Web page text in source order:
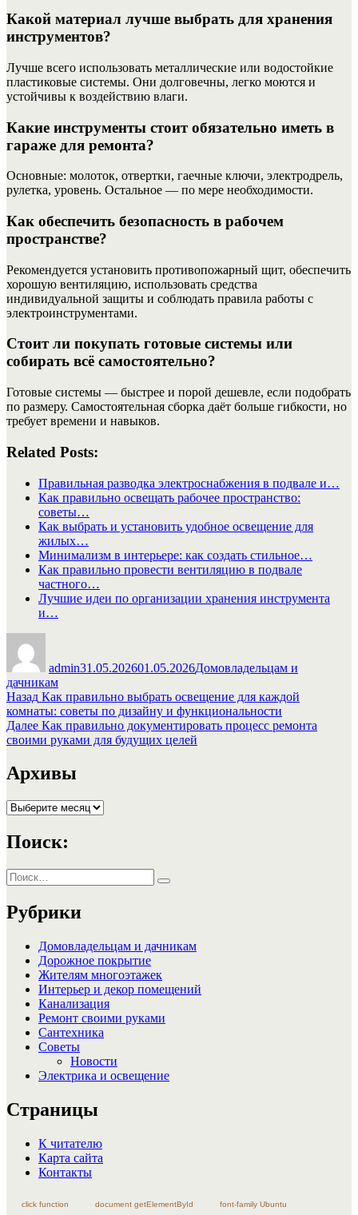
Какой материал лучше выбрать для хранения
инструментов?
Лучше всего использовать металлические или водостойкие
пластиковые системы. Они долговечны, легко моются и
устойчивы к воздействию влаги.
Какие инструменты стоит обязательно иметь в
гараже для ремонта?
Основные: молоток, отвертки, гаечные ключи, электродрель,
рулетка, уровень. Остальное — по мере необходимости.
Как обеспечить безопасность в рабочем
пространстве?
Рекомендуется установить противопожарный щит, обеспечить
хорошую вентиляцию, использовать средства
индивидуальной защиты и соблюдать правила работы с
электроинструментами.
Стоит ли покупать готовые системы или
собирать всё самостоятельно?
Готовые системы — быстрее и порой дешевле, если подобрать
по размеру. Самостоятельная сборка даёт больше гибкости, но
требует времени и навыков.
Related Posts:
Правильная разводка электроснабжения в подвале и…
Как правильно освещать рабочее пространство:
советы…
Как выбрать и установить удобное освещение для
жилых…
Минимализм в интерьере: как создать стильное…
Как правильно провести вентиляцию в подвале
частного…
Лучшие идеи по организации хранения инструмента
и…
admin31.05.202601.05.2026Домовладельцам и
дачникам
Навигация
по
записям
Назад Предыдущая
запись:
Как правильно выбрать освещение для каждой
комнаты: советы по дизайну и функциональности
Далее Следующая
запись:
Как правильно документировать процесс ремонта
своими руками для будущих целей
Архивы
Архивы
Поиск:
Искать:
Поиск
Рубрики
Домовладельцам и дачникам
Дорожное покрытие
Жителям многоэтажек
Интерьер и декор помещений
Канализация
Ремонт своими руками
Сантехника
Советы
Новости
Электрика и освещение
Страницы
К читателю
Карта сайта
Контакты
click function document getElementById font-family Ubuntu